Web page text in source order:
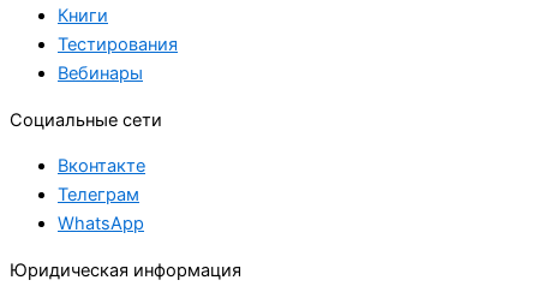
Книги
Тестирования
Вебинары
Социальные сети
Вконтакте
Телеграм
WhatsApp
Юридическая информация